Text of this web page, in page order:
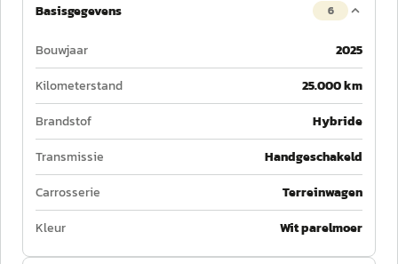
Basisgegevens 6
Bouwjaar
2025
Kilometerstand
25.000 km
Brandstof
Hybride
Transmissie
Handgeschakeld
Carrosserie
Terreinwagen
Kleur
Wit parelmoer